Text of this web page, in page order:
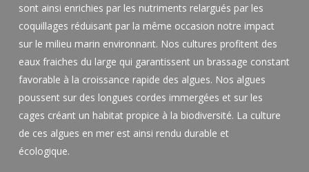
sont ainsi enrichies par les nutriments relargués par les
coquillages réduisant par la même occasion notre impact
sur le milieu marin environnant. Nos cultures profitent des
eaux fraiches du large qui garantissent un brassage constant
favorable à la croissance rapide des algues. Nos algues
poussent sur des longues cordes immergées et sur les
cages créant un habitat propice à la biodiversité. La culture
de ces algues en mer est ainsi rendu durable et
écologique.